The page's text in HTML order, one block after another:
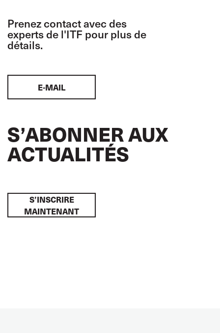
Prenez contact avec des
experts de l'ITF pour plus de
détails.
E-MAIL
S’ABONNER AUX
ACTUALITÉS
S’INSCRIRE
MAINTENANT